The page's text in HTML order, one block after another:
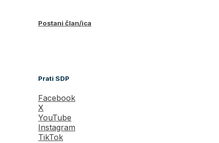
Postani član/ica
Prati SDP
Facebook
X
YouTube
Instagram
TikTok